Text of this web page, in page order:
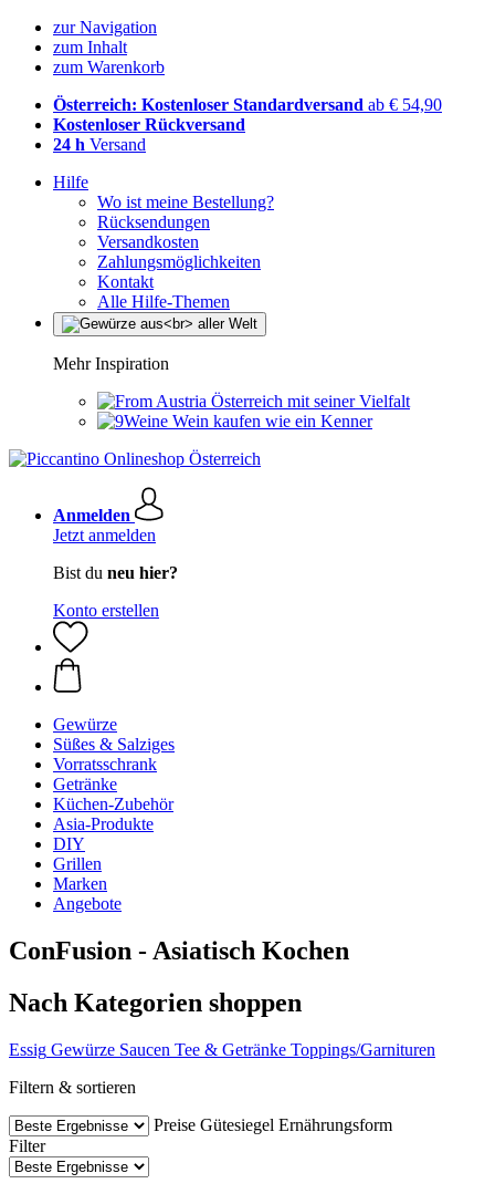
zur Navigation
zum Inhalt
zum Warenkorb
Österreich: Kostenloser Standardversand ab € 54,90
Kostenloser Rückversand
24 h Versand
Hilfe
Wo ist meine Bestellung?
Rücksendungen
Versandkosten
Zahlungsmöglichkeiten
Kontakt
Alle Hilfe-Themen
Mehr Inspiration
Österreich mit seiner Vielfalt
Wein kaufen wie ein Kenner
Anmelden
Jetzt anmelden
Bist du neu hier?
Konto erstellen
Gewürze
Süßes & Salziges
Vorratsschrank
Getränke
Küchen-Zubehör
Asia-Produkte
DIY
Grillen
Marken
Angebote
ConFusion - Asiatisch Kochen
Nach Kategorien shoppen
Essig Gewürze Saucen Tee & Getränke Toppings/Garnituren
Filtern & sortieren
Preise Gütesiegel Ernährungsform
Filter